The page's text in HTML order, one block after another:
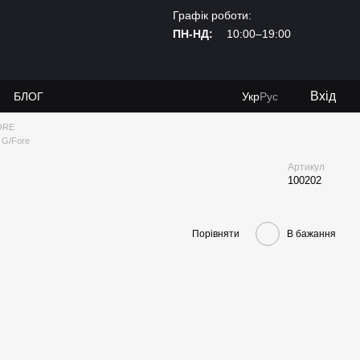
Графік роботи:
ПН-НД:
10:00–19:00
БЛОГ УкрРус Вхід
G/Fore
Артикул
100202
Порівняти В бажання